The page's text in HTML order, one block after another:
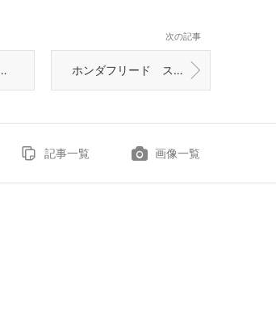
次の記事
ホンダフリード スマートキー追加作業 富山の鍵屋
記事一覧 画像一覧